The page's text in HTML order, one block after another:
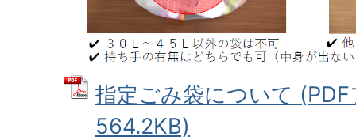
指定ごみ袋について
564.2KB)